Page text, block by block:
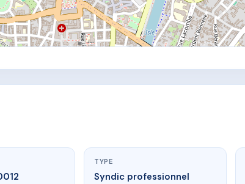
TYPE
Syndic professionnel